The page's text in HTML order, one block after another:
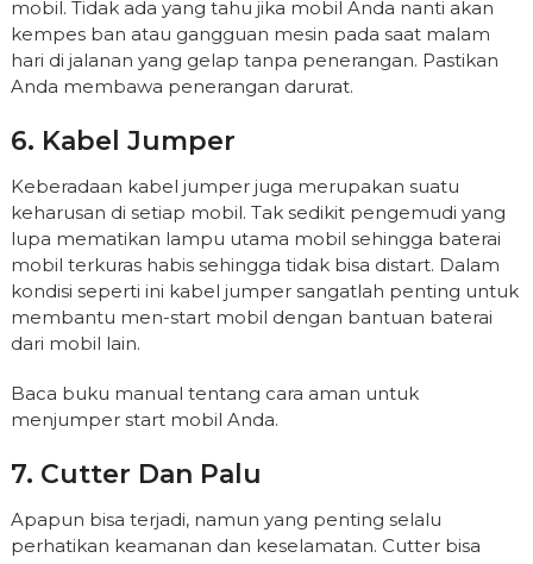
mobil. Tidak ada yang tahu jika mobil Anda nanti akan
kempes ban atau gangguan mesin pada saat malam
hari di jalanan yang gelap tanpa penerangan. Pastikan
Anda membawa penerangan darurat.
6. Kabel Jumper
Keberadaan kabel jumper juga merupakan suatu
keharusan di setiap mobil. Tak sedikit pengemudi yang
lupa mematikan lampu utama mobil sehingga baterai
mobil terkuras habis sehingga tidak bisa distart. Dalam
kondisi seperti ini kabel jumper sangatlah penting untuk
membantu men-start mobil dengan bantuan baterai
dari mobil lain.
Baca buku manual tentang cara aman untuk
menjumper start mobil Anda.
7. Cutter Dan Palu
Apapun bisa terjadi, namun yang penting selalu
perhatikan keamanan dan keselamatan. Cutter bisa